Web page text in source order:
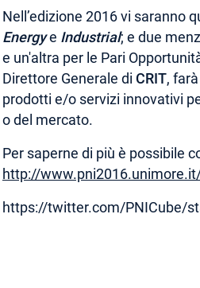
Nell’edizione 2016 vi saranno
Energye Industrial; e due
e un'altra per le Pari
Direttore Generale di CRIT,
prodotti e/o servizi innovativi
o del mercato.
Per saperne di più è possibile
http://
https://twitter.com/PNICube/